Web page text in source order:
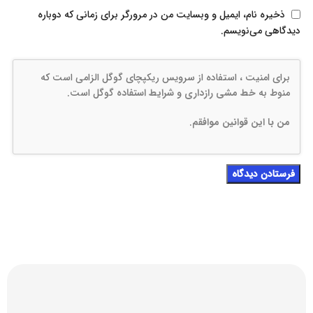
ذخیره نام، ایمیل و وبسایت من در مرورگر برای زمانی که دوباره
دیدگاهی می‌نویسم.
برای امنیت ، استفاده از سرویس ریکپچای گوگل الزامی است که
منوط بهخط مشی رازداریوشرایط استفادهگوگل است.
من با این قوانین موافقم.